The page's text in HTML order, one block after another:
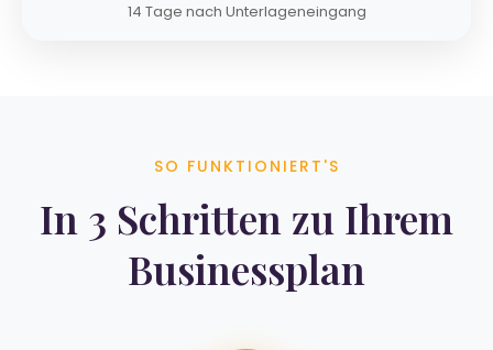
14 Tage nach Unterlageneingang
SO FUNKTIONIERT'S
In 3 Schritten zu Ihrem
Businessplan